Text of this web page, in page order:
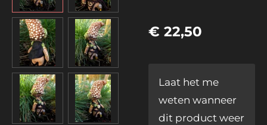
€ 22,50
Laat het me
weten wanneer
dit product weer